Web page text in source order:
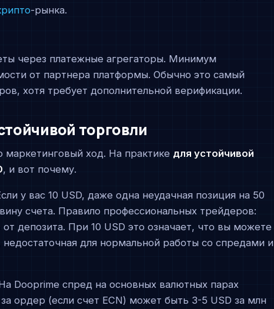
-рынка.
через платежные агрегаторы. Минимум
от партнера платформы. Обычно это самый
хотя требует дополнительной верификации.
торговли
ход. На практике для устойчивой
, и вот почему.
у вас 10 USD, даже одна неудачная позиция на 50
счета. Правило профессиональных трейдеров:
депозита. При 10 USD это означает, что вы можете
для нормальной работы со спредами и
Dooprime спред на основных валютных парах
ордер (если счет ECN) может быть 3-5 USD за млн